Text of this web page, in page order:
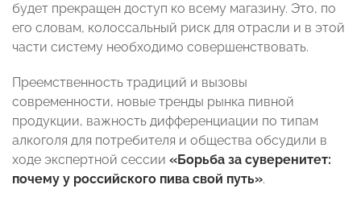
будет прекращен доступ ко всему магазину. Это, по
его словам, колоссальный риск для отрасли и в этой
части систему необходимо совершенствовать.
Преемственность традиций и вызовы
современности, новые тренды рынка пивной
продукции, важность дифференциации по типам
алкоголя для потребителя и общества обсудили в
ходе экспертной сессии «Борьба за суверенитет:
почему у российского пива свой путь».